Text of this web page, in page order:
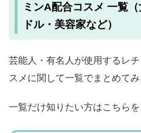
ミンA配合コスメ 一覧
ドル・美容家など）
芸能人・有名人が使用するレ
スメに関して一覧でまとめてみ
一覧だけ知りたい方はこちらを